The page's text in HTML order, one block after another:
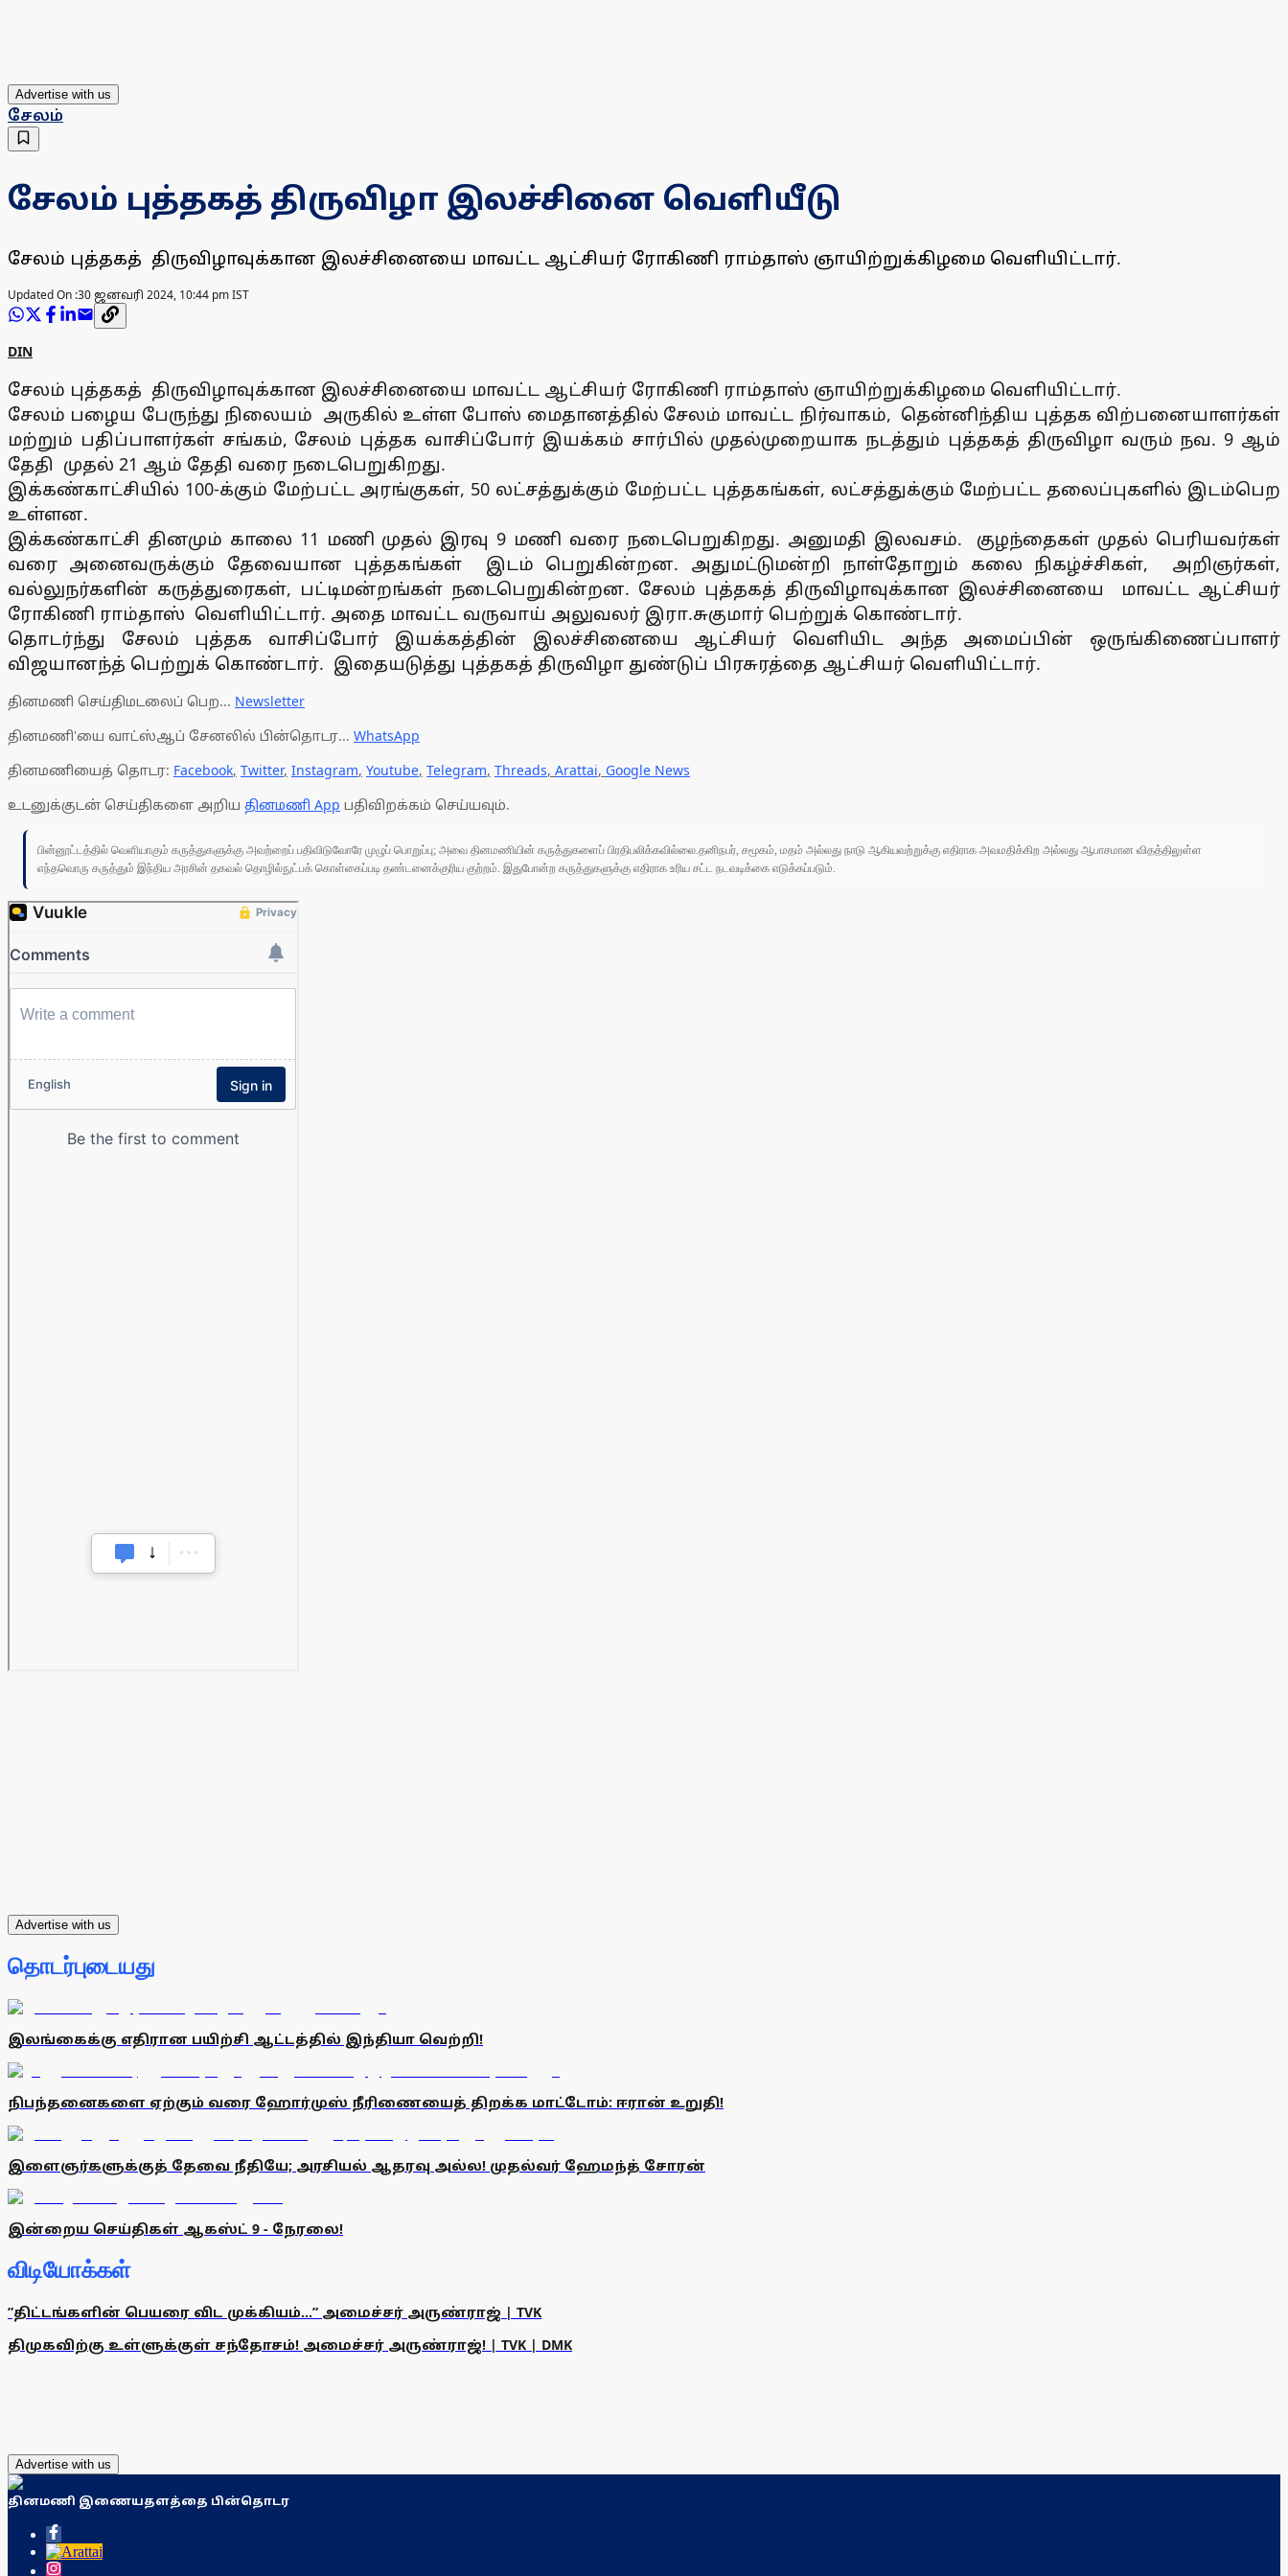
Advertise with us
சேலம்
சேலம் புத்தகத் திருவிழா இலச்சினை வெளியீடு
சேலம் புத்தகத் திருவிழாவுக்கான இலச்சினையை மாவட்ட ஆட்சியர் ரோகிணி ராம்தாஸ் ஞாயிற்றுக்கிழமை வெளியிட்டார்.
Updated On :30 ஜனவரி 2024, 10:44 pm IST
DIN
சேலம் புத்தகத் திருவிழாவுக்கான இலச்சினையை மாவட்ட ஆட்சியர் ரோகிணி ராம்தாஸ் ஞாயிற்றுக்கிழமை வெளியிட்டார்.
சேலம் பழைய பேருந்து நிலையம் அருகில் உள்ள போஸ் மைதானத்தில் சேலம் மாவட்ட நிர்வாகம், தென்னிந்திய புத்தக விற்பனையாளர்கள்
மற்றும் பதிப்பாளர்கள் சங்கம், சேலம் புத்தக வாசிப்போர் இயக்கம் சார்பில் முதல்முறையாக நடத்தும் புத்தகத் திருவிழா வரும் நவ. 9 ஆம்
தேதி முதல் 21 ஆம் தேதி வரை நடைபெறுகிறது.
இக்கண்காட்சியில் 100-க்கும் மேற்பட்ட அரங்குகள், 50 லட்சத்துக்கும் மேற்பட்ட புத்தகங்கள், லட்சத்துக்கும் மேற்பட்ட தலைப்புகளில் இடம்பெற
உள்ளன.
இக்கண்காட்சி தினமும் காலை 11 மணி முதல் இரவு 9 மணி வரை நடைபெறுகிறது. அனுமதி இலவசம். குழந்தைகள் முதல் பெரியவர்கள்
வரை அனைவருக்கும் தேவையான புத்தகங்கள் இடம் பெறுகின்றன. அதுமட்டுமன்றி நாள்தோறும் கலை நிகழ்ச்சிகள், அறிஞர்கள்,
வல்லுநர்களின் கருத்துரைகள், பட்டிமன்றங்கள் நடைபெறுகின்றன. சேலம் புத்தகத் திருவிழாவுக்கான இலச்சினையை மாவட்ட ஆட்சியர்
ரோகிணி ராம்தாஸ் வெளியிட்டார். அதை மாவட்ட வருவாய் அலுவலர் இரா.சுகுமார் பெற்றுக் கொண்டார்.
தொடர்ந்து சேலம் புத்தக வாசிப்போர் இயக்கத்தின் இலச்சினையை ஆட்சியர் வெளியிட அந்த அமைப்பின் ஒருங்கிணைப்பாளர்
விஜயானந்த் பெற்றுக் கொண்டார். இதையடுத்து புத்தகத் திருவிழா துண்டுப் பிரசுரத்தை ஆட்சியர் வெளியிட்டார்.
தினமணி செய்திமடலைப் பெற... Newsletter
தினமணி'யை வாட்ஸ்ஆப் சேனலில் பின்தொடர... WhatsApp
தினமணியைத் தொடர: Facebook, Twitter, Instagram, Youtube, Telegram, Threads, Arattai, Google News
உடனுக்குடன் செய்திகளை அறிய தினமணி App பதிவிறக்கம் செய்யவும்.
பின்னூட்டத்தில் வெளியாகும் கருத்துகளுக்கு அவற்றைப் பதிவிடுவோரே முழுப் பொறுப்பு; அவை தினமணியின் கருத்துகளைப் பிரதிபலிக்கவில்லை.தனிநபர், சமூகம், மதம் அல்லது நாடு ஆகியவற்றுக்கு எதிராக அவமதிக்கிற அல்லது ஆபாசமான விதத்திலுள்ள
எந்தவொரு கருத்தும் இந்திய அரசின் தகவல் தொழில்நுட்பக் கொள்கைப்படி தண்டனைக்குரிய குற்றம். இதுபோன்ற கருத்துகளுக்கு எதிராக உரிய சட்ட நடவடிக்கை எடுக்கப்படும்.
Advertise with us
தொடர்புடையது
இலங்கைக்கு எதிரான பயிற்சி ஆட்டத்தில் இந்தியா வெற்றி!
நிபந்தனைகளை ஏற்கும் வரை ஹோர்முஸ் நீரிணையைத் திறக்க மாட்டோம்: ஈரான் உறுதி!
இளைஞர்களுக்குத் தேவை நீதியே; அரசியல் ஆதரவு அல்ல! முதல்வர் ஹேமந்த் சோரன்
இன்றைய செய்திகள் ஆகஸ்ட் 9 - நேரலை!
விடியோக்கள்
”திட்டங்களின் பெயரை விட முக்கியம்...” அமைச்சர் அருண்ராஜ் | TVK
திமுகவிற்கு உள்ளுக்குள் சந்தோசம்! அமைச்சர் அருண்ராஜ்! | TVK | DMK
Advertise with us
தினமணி இணையதளத்தை பின்தொடர